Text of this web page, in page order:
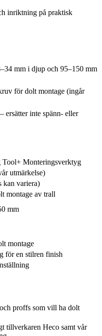
inriktning på praktisk
mm i djup och 95–150 mm
för dolt montage (ingår
ersätter inte spänn- eller
Tool+ Monteringsverktyg
utmärkelse)
kan variera)
montage av trall
mm
montage
för en stilren finish
proffs som vill ha dolt
tillverkaren Heco samt vår